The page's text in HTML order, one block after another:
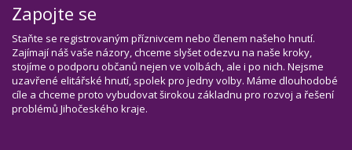
Zapojte se
Staňte se registrovaným příznivcem nebo členem našeho hnutí.
Zajímají náš vaše názory, chceme slyšet odezvu na naše kroky,
stojíme o podporu občanů nejen ve volbách, ale i po nich. Nejsme
uzavřené elitářské hnutí, spolek pro jedny volby. Máme dlouhodobé
cíle a chceme proto vybudovat širokou základnu pro rozvoj a řešení
problémů Jihočeského kraje.